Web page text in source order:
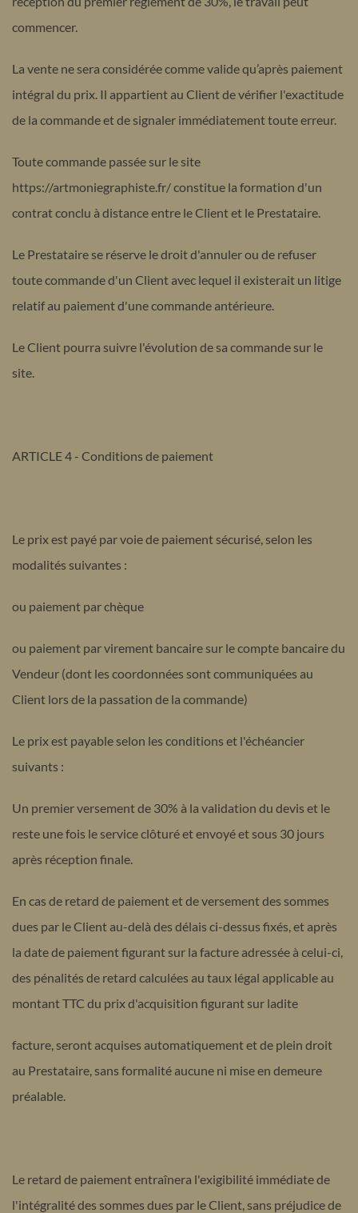
commencer.
La vente ne sera considérée comme valide qu’après paiement
intégral du prix. Il appartient au Client de vérifier l'exactitude
de la commande et de signaler immédiatement toute erreur.
Toute commande passée sur le site
https://artmoniegraphiste.fr/ constitue la formation d'un
contrat conclu à distance entre le Client et le Prestataire.
Le Prestataire se réserve le droit d'annuler ou de refuser
toute commande d'un Client avec lequel il existerait un litige
relatif au paiement d'une commande antérieure.
Le Client pourra suivre l'évolution de sa commande sur le
site.
ARTICLE 4 - Conditions de paiement
Le prix est payé par voie de paiement sécurisé, selon les
modalités suivantes :
ou paiement par chèque
ou paiement par virement bancaire sur le compte bancaire du
Vendeur (dont les coordonnées sont communiquées au
Client lors de la passation de la commande)
Le prix est payable selon les conditions et l'échéancier
suivants :
Un premier versement de 30% à la validation du devis et le
reste une fois le service clôturé et envoyé et sous 30 jours
après réception finale.
En cas de retard de paiement et de versement des sommes
dues par le Client au-delà des délais ci-dessus fixés, et après
la date de paiement figurant sur la facture adressée à celui-ci,
des pénalités de retard calculées au taux légal applicable au
montant TTC du prix d'acquisition figurant sur ladite
facture, seront acquises automatiquement et de plein droit
au Prestataire, sans formalité aucune ni mise en demeure
préalable.
Le retard de paiement entraînera l'exigibilité immédiate de
l'intégralité des sommes dues par le Client, sans préjudice de